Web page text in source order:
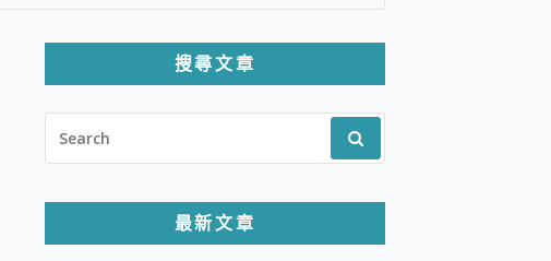
Solo 3 2.5K高畫質戶外攝影機 開箱 評
筆電 Copilot+ PC
航與 IP69K 高防護
與軍規防摔殼完整開箱評價
評測
搜尋文章
FOR:
最新文章